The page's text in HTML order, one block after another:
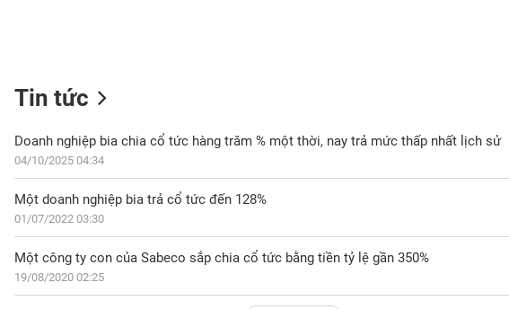
Tin tức
Doanh nghiệp bia chia cổ tức hàng trăm % một thời, nay trả mức thấp nhất lịch sử
04/10/2025 04:34
Một doanh nghiệp bia trả cổ tức đến 128%
01/07/2022 03:30
Một công ty con của Sabeco sắp chia cổ tức bằng tiền tỷ lệ gần 350%
19/08/2020 02:25
DOANH
NGHIỆP
CỔ